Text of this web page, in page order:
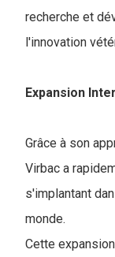
recherche et
l'innovation
Expansion
Grâce à son
Virbac a
s'implantant
monde.
Cette